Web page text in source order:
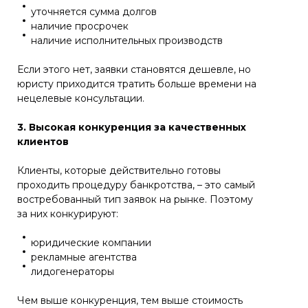
уточняется сумма долгов
наличие просрочек
наличие исполнительных производств
Если этого нет, заявки становятся дешевле, но
юристу приходится тратить больше времени на
нецелевые консультации.
3. Высокая конкуренция за качественных
клиентов
Клиенты, которые действительно готовы
проходить процедуру банкротства, – это самый
востребованный тип заявок на рынке. Поэтому
за них конкурируют:
юридические компании
рекламные агентства
лидогенераторы
Чем выше конкуренция, тем выше стоимость